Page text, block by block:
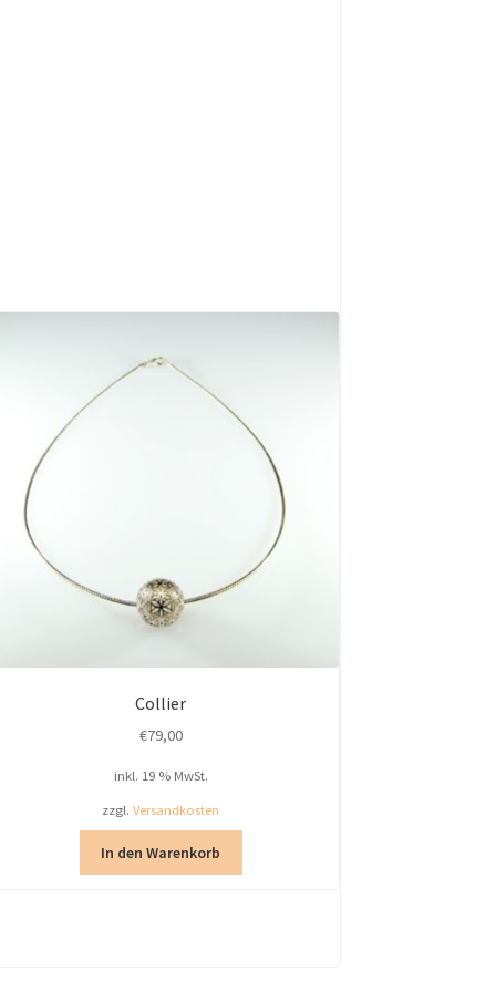
Collier
€79,00
inkl. 19 % MwSt.
zzgl.Versandkosten
In den Warenkorb